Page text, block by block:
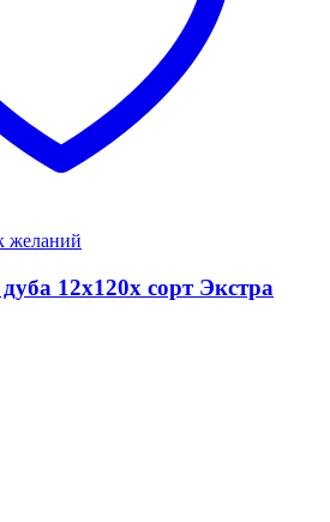
желаний
12x120x сорт Экстра